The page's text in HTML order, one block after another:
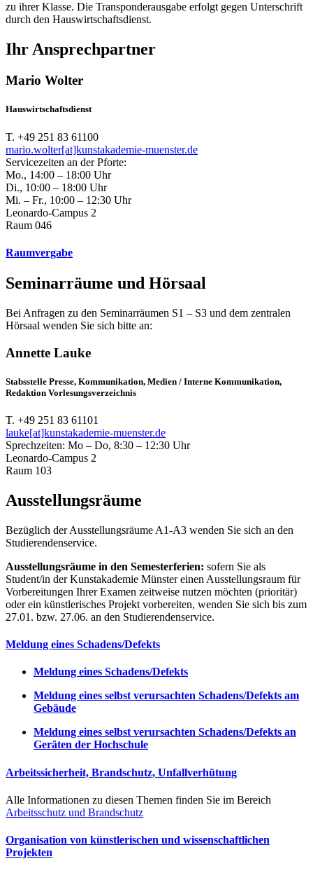
zu ihrer Klasse. Die Transponderausgabe erfolgt gegen Unterschrift
durch den Hauswirtschaftsdienst.
Ihr Ansprechpartner
Mario Wolter
Hauswirtschaftsdienst
T. +49 251 83 61100
mario.wolter[at]kunstakademie-muenster.de
Servicezeiten an der Pforte:
Mo., 14:00 – 18:00 Uhr
Di., 10:00 – 18:00 Uhr
Mi. – Fr., 10:00 – 12:30 Uhr
Leonardo-Campus 2
Raum 046
Raumvergabe
Seminarräume und Hörsaal
Bei Anfragen zu den Seminarräumen S1 – S3 und dem zentralen
Hörsaal wenden Sie sich bitte an:
Annette Lauke
Stabsstelle Presse, Kommunikation, Medien / Interne Kommunikation,
Redaktion Vorlesungsverzeichnis
T. +49 251 83 61101
lauke[at]kunstakademie-muenster.de
Sprechzeiten: Mo – Do, 8:30 – 12:30 Uhr
Leonardo-Campus 2
Raum 103
Ausstellungsräume
Bezüglich der Ausstellungsräume A1-A3 wenden Sie sich an den
Studierendenservice.
Ausstellungsräume in den Semesterferien: sofern Sie als
Student/in der Kunstakademie Münster einen Ausstellungsraum für
Vorbereitungen Ihrer Examen zeitweise nutzen möchten (prioritär)
oder ein künstlerisches Projekt vorbereiten, wenden Sie sich bis zum
27.01. bzw. 27.06. an den Studierendenservice.
Meldung eines Schadens/Defekts
Meldung eines Schadens/Defekts
Meldung eines selbst verursachten Schadens/Defekts am
Gebäude
Meldung eines selbst verursachten Schadens/Defekts an
Geräten der Hochschule
Arbeitssicherheit, Brandschutz, Unfallverhütung
Alle Informationen zu diesen Themen finden Sie im Bereich
Arbeitsschutz und Brandschutz
Organisation von künstlerischen und wissenschaftlichen
Projekten